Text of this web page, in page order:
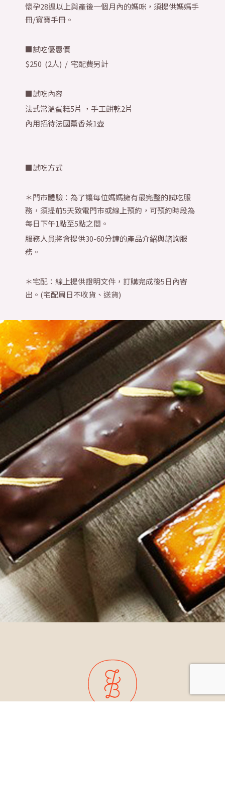
懷孕28週以上與產後一個月內的媽咪，須提供媽媽手
冊/寶寶手冊。
■試吃優惠價
$250 (2人) / 宅配費另計
■試吃內容
法式常溫蛋糕5片 ，手工餅乾2片
內用招待法國薰香茶1壺
■試吃方式
＊門市體驗：為了讓每位媽媽擁有最完整的試吃服
務，須提前5天致電門市或線上預約，可預約時段為
每日下午1點至5點之間。
服務人員將會提供30-60分鐘的產品介紹與諮詢服
務。
＊宅配：線上提供證明文件，訂購完成後5日內寄
出。(宅配周日不收貨、送貨)